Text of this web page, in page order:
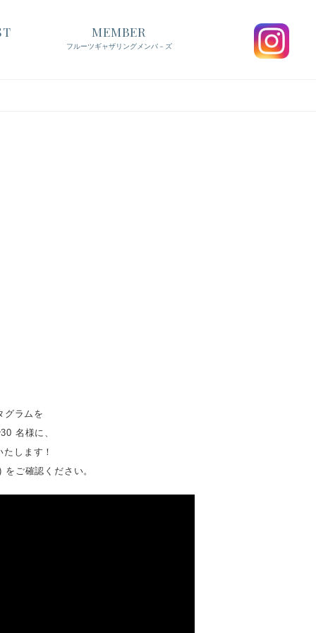
MEMBER
フルーツギャザリングメンバ－ズ
グラムを
名様に、
します！
ご確認ください。